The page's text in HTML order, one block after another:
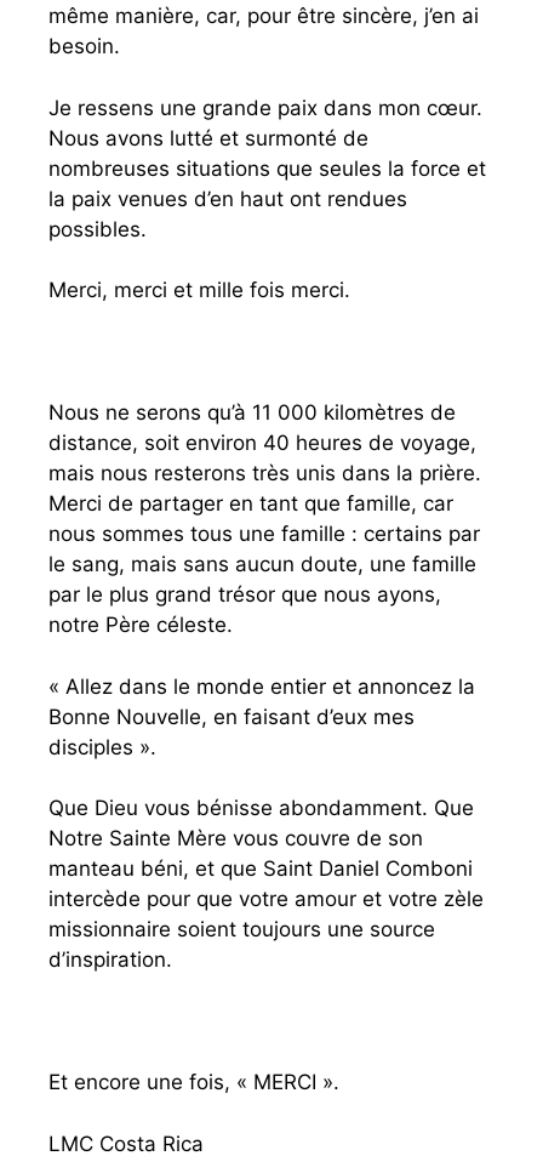
même manière, car, pour être sincère, j’en ai
besoin.
Je ressens une grande paix dans mon cœur.
Nous avons lutté et surmonté de
nombreuses situations que seules la force et
la paix venues d’en haut ont rendues
possibles.
Merci, merci et mille fois merci.
Nous ne serons qu’à 11 000 kilomètres de
distance, soit environ 40 heures de voyage,
mais nous resterons très unis dans la prière.
Merci de partager en tant que famille, car
nous sommes tous une famille : certains par
le sang, mais sans aucun doute, une famille
par le plus grand trésor que nous ayons,
notre Père céleste.
« Allez dans le monde entier et annoncez la
Bonne Nouvelle, en faisant d’eux mes
disciples ».
Que Dieu vous bénisse abondamment. Que
Notre Sainte Mère vous couvre de son
manteau béni, et que Saint Daniel Comboni
intercède pour que votre amour et votre zèle
missionnaire soient toujours une source
d’inspiration.
Et encore une fois, « MERCI ».
LMC Costa Rica